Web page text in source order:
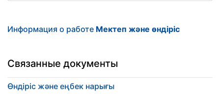
Информация о работе Мектеп және өндіріс
Связанные документы
Өндіріс және еңбек нарығы